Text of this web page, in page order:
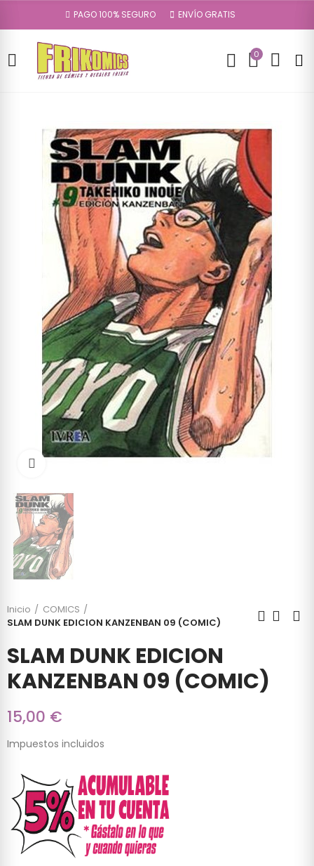
PAGO 100% SEGURO ENVÍO GRATIS
0
Inicio
COMICS
SLAM DUNK EDICION KANZENBAN 09 (COMIC)
SLAM DUNK EDICION
KANZENBAN 09 (COMIC)
15,00 €
Impuestos incluidos